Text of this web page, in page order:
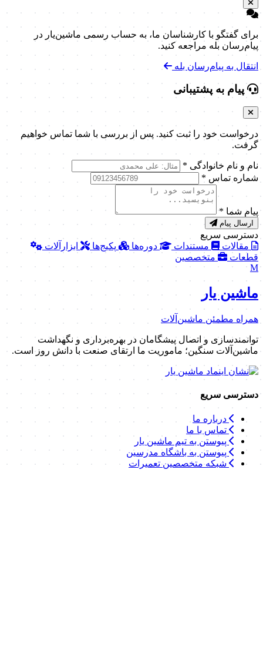
برای گفتگو با کارشناسان ما، به حساب رسمی ماشین‌یار در
پیام‌رسان بله مراجعه کنید.
انتقال به پیام‌رسان بله
پیام به پشتیبانی
درخواست خود را ثبت کنید. پس از بررسی با شما تماس خواهیم
گرفت.
نام و نام خانوادگی *
شماره تماس *
پیام شما *
ارسال پیام
دسترسی سریع
مقالات
مستندات دوره‌ها پکیج‌ها
ابزارآلات
قطعات
متخصصین
M
ماشین یار
همراه مطمئن ماشین‌آلات
توانمندسازی و اتصال پیشگامان در بهره‌برداری و نگهداشت
ماشین‌آلات سنگین؛ ماموریت ما ارتقای صنعت با دانش روز است.
دسترسی سریع
درباره ما
تماس با ما
پیوستن به تیم ماشین یار
پیوستن به باشگاه مدرسین
شبکه متخصصین تعمیرات